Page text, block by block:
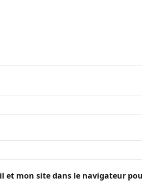
et mon site dans le navigateur